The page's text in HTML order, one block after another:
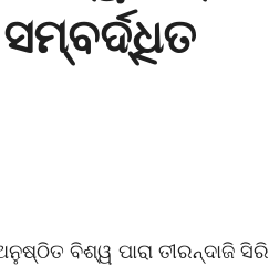
ବିଶ୍ୱ ପାରା ତୀରନ୍ଦାଜି